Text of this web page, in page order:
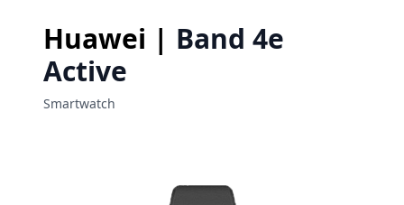
Huawei | Band 4e
Active
Smartwatch